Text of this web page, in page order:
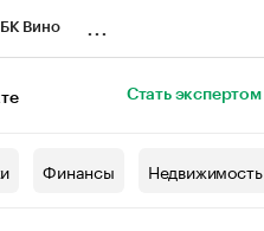
Вино
Стать экспертом
Финансы Недвижимость